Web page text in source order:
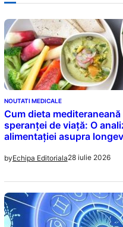
NOUTATI MEDICALE
Cum dieta
speranței de viață: O
alimentației asupra
byEchipa Editoriala28 iulie 2026